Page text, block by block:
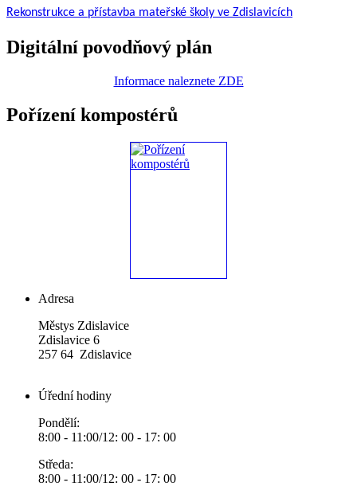
Rekonstrukce a přístavba mateřské školy ve Zdislavicích
Digitální povodňový plán
Informace naleznete ZDE
Pořízení kompostérů
Adresa
Městys Zdislavice
Zdislavice 6
257 64 Zdislavice
Úřední hodiny
Pondělí:
8:00 - 11:00/12: 00 - 17: 00
Středa:
8:00 - 11:00/12: 00 - 17: 00